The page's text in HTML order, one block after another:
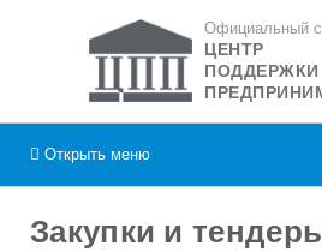
Официальный
ЦЕНТР
ПОДДЕРЖКИ
Открыть меню
Закупки и